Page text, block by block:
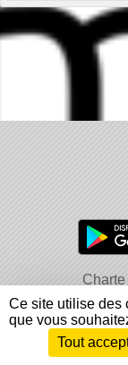
Informations
Envie de
Ce site utilise des
que vous
Tout